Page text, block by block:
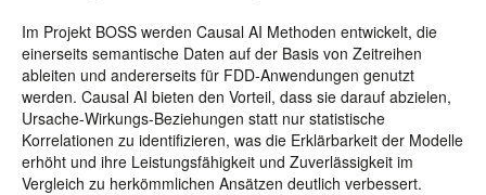
Im Projekt BOSS werden Causal AI Methoden entwickelt, die
einerseits semantische Daten auf der Basis von Zeitreihen
ableiten und andererseits für FDD-Anwendungen genutzt
werden. Causal AI bieten den Vorteil, dass sie darauf abzielen,
Ursache-Wirkungs-Beziehungen statt nur statistische
Korrelationen zu identifizieren, was die Erklärbarkeit der Modelle
erhöht und ihre Leistungsfähigkeit und Zuverlässigkeit im
Vergleich zu herkömmlichen Ansätzen deutlich verbessert.